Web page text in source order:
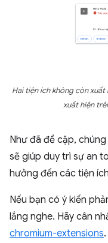
Hai tiện ích không còn
xuất hiện
Như đã đề cập,
sẽ giúp duy trì sự an
hưởng đến các tiện
Nếu bạn có ý kiến
lắng nghe. Hãy cân
chromium-extensions